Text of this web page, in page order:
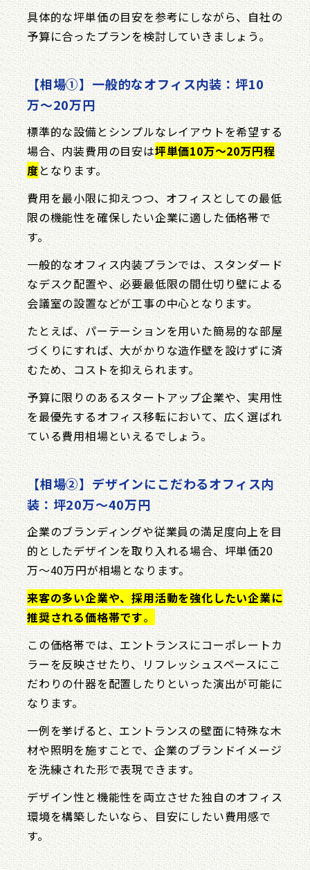
具体的な坪単価の目安を参考にしながら、自社の
予算に合ったプランを検討していきましょう。
【相場①】一般的なオフィス内装：坪10
万〜20万円
標準的な設備とシンプルなレイアウトを希望する
場合、内装費用の目安は坪単価10万〜20万円程
度となります。
費用を最小限に抑えつつ、オフィスとしての最低
限の機能性を確保したい企業に適した価格帯で
す。
一般的なオフィス内装プランでは、スタンダード
なデスク配置や、必要最低限の間仕切り壁による
会議室の設置などが工事の中心となります。
たとえば、パーテーションを用いた簡易的な部屋
づくりにすれば、大がかりな造作壁を設けずに済
むため、コストを抑えられます。
予算に限りのあるスタートアップ企業や、実用性
を最優先するオフィス移転において、広く選ばれ
ている費用相場といえるでしょう。
【相場②】デザインにこだわるオフィス内
装：坪20万〜40万円
企業のブランディングや従業員の満足度向上を目
的としたデザインを取り入れる場合、坪単価20
万〜40万円が相場となります。
来客の多い企業や、採用活動を強化したい企業に
推奨される価格帯です。
この価格帯では、エントランスにコーポレートカ
ラーを反映させたり、リフレッシュスペースにこ
だわりの什器を配置したりといった演出が可能に
なります。
一例を挙げると、エントランスの壁面に特殊な木
材や照明を施すことで、企業のブランドイメージ
を洗練された形で表現できます。
デザイン性と機能性を両立させた独自のオフィス
環境を構築したいなら、目安にしたい費用感で
す。